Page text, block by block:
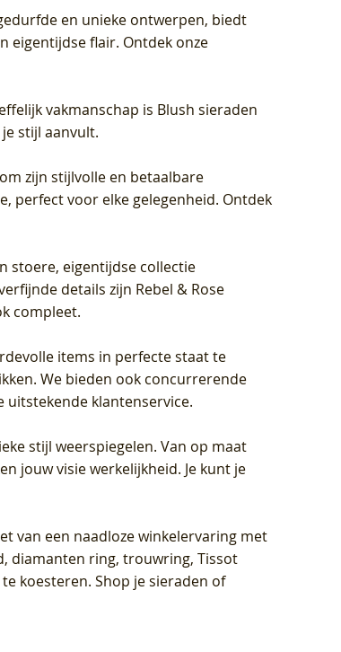
en unieke ontwerpen, biedt
eigentijdse flair. Ontdek onze
vakmanschap is Blush sieraden
stijl aanvult.
zijn stijlvolle en betaalbare
perfect voor elke gelegenheid. Ontdek
stoere, eigentijdse collectie
details zijn Rebel & Rose
compleet.
items in perfecte staat te
We bieden ook concurrerende
uitstekende klantenservice.
stijl weerspiegelen. Van op maat
jouw visie werkelijkheid. Je kunt je
van een naadloze winkelervaring met
diamanten ring, trouwring, Tissot
koesteren. Shop je sieraden of